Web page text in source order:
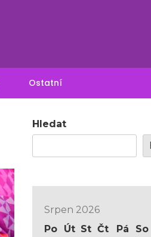
Ostatní
Hledat
Srpen 2026
Po
Út St Čt Pá So